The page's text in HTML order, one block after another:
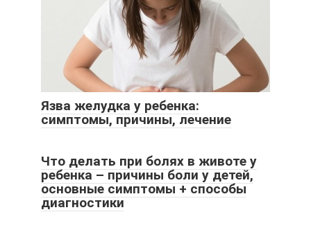
Язва желудка у ребенка:
симптомы, причины, лечение
Что делать при болях в животе у
ребенка – причины боли у детей,
основные симптомы + способы
диагностики